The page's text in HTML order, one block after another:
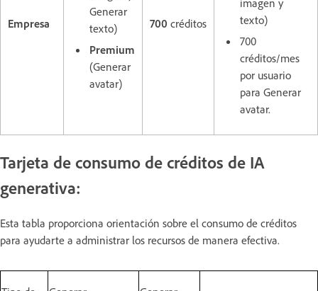
Empresa
Generar
texto)
Premium
(Generar
avatar)
700 créditos
texto)
700
créditos/mes
por usuario
para Generar
avatar.
Tarjeta de consumo de créditos de IA
generativa:
Esta tabla proporciona orientación sobre el consumo de créditos
para ayudarte a administrar los recursos de manera efectiva.